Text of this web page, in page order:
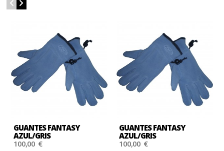
GUANTES FANTASY
AZUL/GRIS
100,00 €
GUANTES FANTASY
AZUL/GRIS
100,00 €